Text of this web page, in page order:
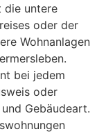
die untere
oder der
Wohnanlagen
bei jedem
oder
Gebäudeart.